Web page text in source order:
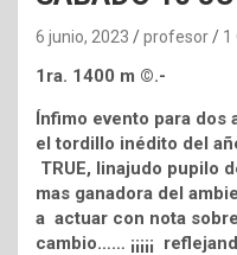
6 junio, 2023 profesor 1
1ra. 1400 m ©.-
Ínfimo evento para dos
el tordillo inédito del
TRUE, linajudo pupilo
mas ganadora del
a actuar con nota
cambio…… ¡¡¡¡¡